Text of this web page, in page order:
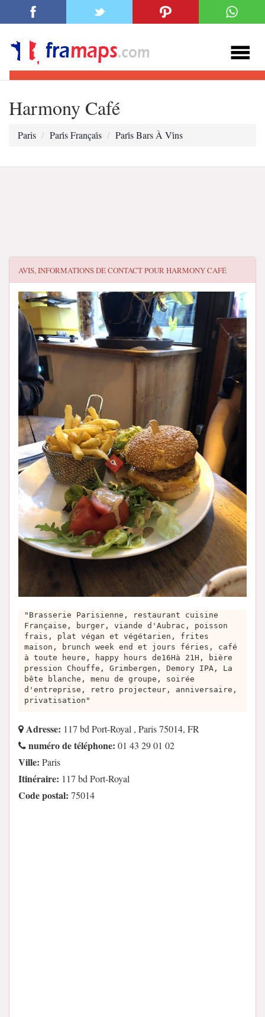
Harmony Café
Paris Pari̇s Françai̇s Pari̇s Bars À Vi̇ns
AVIS, INFORMATIONS DE CONTACT POURHARMONY CAFÉ
"Brasserie Parisienne, restaurant cuisine
Française, burger, viande d'Aubrac, poisson
frais, plat végan et végétarien, frites
maison, brunch week end et jours féries, café
à toute heure, happy hours de16Hà 21H, bière
pression Chouffe, Grimbergen, Demory IPA, La
bête blanche, menu de groupe, soirée
d'entreprise, retro projecteur, anniversaire,
privatisation"
Adresse: 117 bd Port-Royal , Paris 75014, FR
numéro de téléphone: 01 43 29 01 02
Ville: Paris
Itinéraire: 117 bd Port-Royal
Code postal: 75014